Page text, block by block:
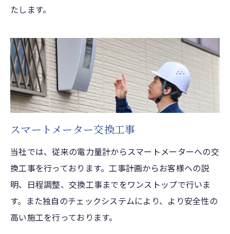
たします。
スマートメーター交換工事
当社では、従来の電力量計からスマートメーターへの交
換工事を行っております。工事計画からお客様への説
明、日程調整、交換工事までをワンストップで行いま
す。また独自のチェックシステムにより、より安全性の
高い施工を行っております。